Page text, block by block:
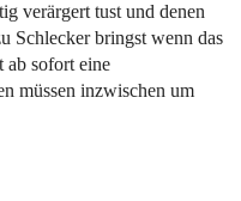
verärgert tust und denen
Schlecker bringst wenn das
ab sofort eine
müssen inzwischen um